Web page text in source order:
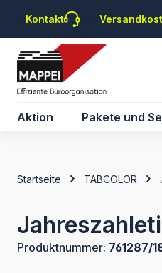
Hauptinhalt springen
Zur Suche springen
Zur Hauptnavigation
Kontakt
Aktion Pakete und
Startseite TABCOLOR
Produktnummer: 761287/